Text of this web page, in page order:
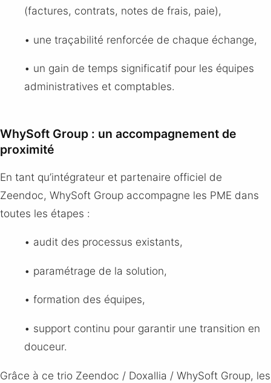
(factures, contrats, notes de frais, paie),
• une traçabilité renforcée de chaque échange,
• un gain de temps significatif pour les équipes
administratives et comptables.
WhySoft Group : un accompagnement de
proximité
En tant qu’intégrateur et partenaire officiel de
Zeendoc, WhySoft Group accompagne les PME dans
toutes les étapes :
• audit des processus existants,
• paramétrage de la solution,
• formation des équipes,
• support continu pour garantir une transition en
douceur.
Grâce à ce trio Zeendoc / Doxallia / WhySoft Group, les